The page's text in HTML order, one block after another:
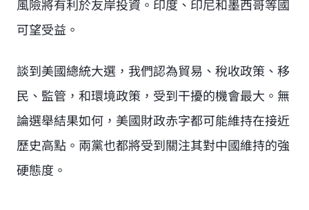
風險將有利於友岸投資。印度、印尼和墨西哥等國
可望受益。
談到美國總統大選，我們認為貿易、稅收政策、移
民、監管，和環境政策，受到干擾的機會最大。無
論選舉結果如何，美國財政赤字都可能維持在接近
歷史高點。兩黨也都將受到關注其對中國維持的強
硬態度。